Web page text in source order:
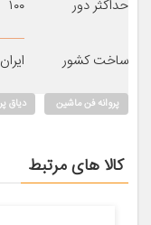
حداکثر دور ۱۰۰
ساخت کشور ایران
پروانه فن ماشین دیاق
کالا های مرتبط